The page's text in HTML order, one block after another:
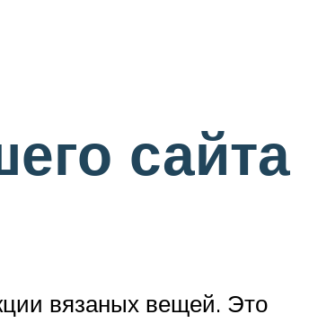
сайта
вязаных вещей. Это